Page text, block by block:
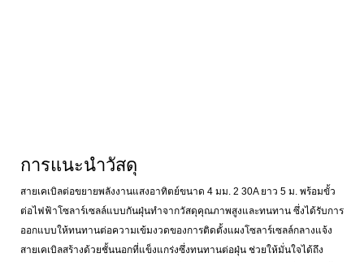
การแนะนำวัสดุ
สายเคเบิลต่อขยายพลังงานแสงอาทิตย์ขนาด 4 มม. 2 30A ยาว 5 ม. พร้อมขั้ว
ต่อไฟฟ้าโซลาร์เซลล์แบบกันฝุ่นทำจากวัสดุคุณภาพสูงและทนทาน ซึ่งได้รับการ
ออกแบบให้ทนทานต่อความเข้มงวดของการติดตั้งแผงโซลาร์เซลล์กลางแจ้ง
สายเคเบิลสร้างด้วยชั้นนอกที่แข็งแกร่งซึ่งทนทานต่อฝุ่น ช่วยให้มั่นใจได้ถึง